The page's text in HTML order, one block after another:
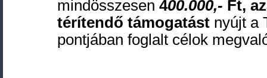
mindösszesen 400.000,- Ft,
térítendő támogatást nyújt a
pontjában foglalt célok